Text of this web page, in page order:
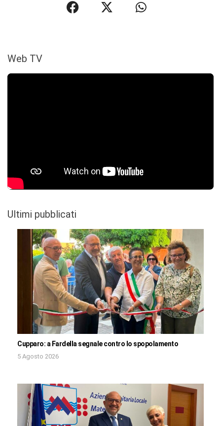
Web TV
Ultimi pubblicati
Cupparo: a Fardella segnale contro lo spopolamento
5 Agosto 2026